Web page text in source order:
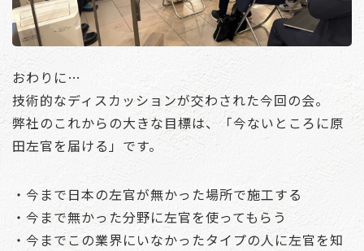
おわりに…
技術的なディスカッションが交わされた今回の会。
弊社のこれからの大きな目標は、「今ないところに原
田左官を届ける」です。
・今まで日本の左官が無かった場所で施工する
・今まで無かった分野に左官を使ってもらう
・今までこの業界にいなかったタイプの人に左官を知